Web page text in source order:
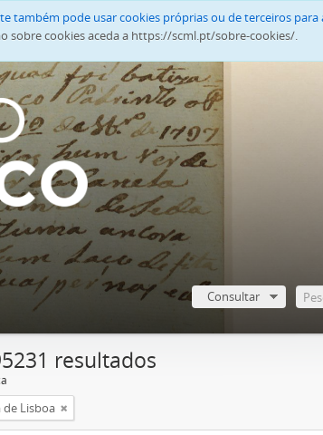
também pode usar cookies próprias ou de terceiros
sobre cookies aceda a https://scml.pt/sobre-cookies/.
Consultar
resultados
de Lisboa